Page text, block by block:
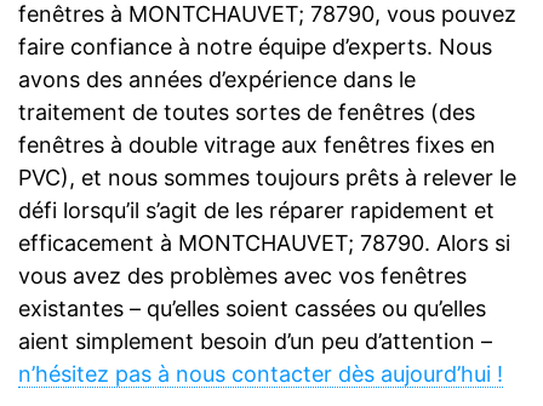
fenêtres à MONTCHAUVET; 78790, vous pouvez
faire confiance à notre équipe d’experts. Nous
avons des années d’expérience dans le
traitement de toutes sortes de fenêtres (des
fenêtres à double vitrage aux fenêtres fixes en
PVC), et nous sommes toujours prêts à relever le
défi lorsqu’il s’agit de les réparer rapidement et
efficacement à MONTCHAUVET; 78790. Alors si
vous avez des problèmes avec vos fenêtres
existantes – qu’elles soient cassées ou qu’elles
aient simplement besoin d’un peu d’attention –
n’hésitez pas à nous contacter dès aujourd’hui !